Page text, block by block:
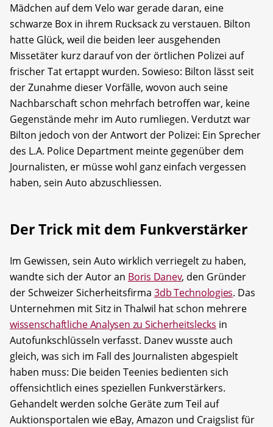
Mädchen auf dem Velo war gerade daran, eine
schwarze Box in ihrem Rucksack zu verstauen. Bilton
hatte Glück, weil die beiden leer ausgehenden
Missetäter kurz darauf von der örtlichen Polizei auf
frischer Tat ertappt wurden. Sowieso: Bilton lässt seit
der Zunahme dieser Vorfälle, wovon auch seine
Nachbarschaft schon mehrfach betroffen war, keine
Gegenstände mehr im Auto rumliegen. Verdutzt war
Bilton jedoch von der Antwort der Polizei: Ein Sprecher
des L.A. Police Department meinte gegenüber dem
Journalisten, er müsse wohl ganz einfach vergessen
haben, sein Auto abzuschliessen.
Der Trick mit dem Funkverstärker
Im Gewissen, sein Auto wirklich verriegelt zu haben,
wandte sich der Autor an Boris Danev, den Gründer
der Schweizer Sicherheitsfirma 3db Technologies. Das
Unternehmen mit Sitz in Thalwil hat schon mehrere
wissenschaftliche Analysen zu Sicherheitslecks in
Autofunkschlüsseln verfasst. Danev wusste auch
gleich, was sich im Fall des Journalisten abgespielt
haben muss: Die beiden Teenies bedienten sich
offensichtlich eines speziellen Funkverstärkers.
Gehandelt werden solche Geräte zum Teil auf
Auktionsportalen wie eBay, Amazon und Craigslist für